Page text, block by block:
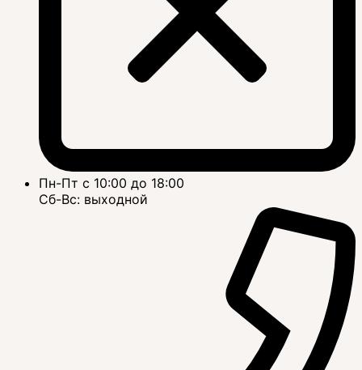
Пн-Пт с 10:00 до 18:00
Сб-Вс: выходной